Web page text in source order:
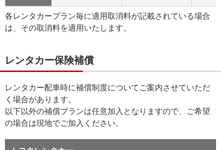
各レンタカープラン毎に適用取消料が記載されている場合
は、その取消料を適用いたします。
レンタカー保険補償
レンタカー配車時に補償制度についてご案内させていただ
く場合があります。
以下以外の補償プランは任意加入となりますので、ご希望
の場合は現地でご加入ください。